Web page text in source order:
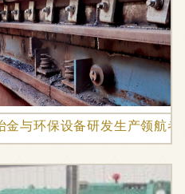
与环保设备研发生产领航者